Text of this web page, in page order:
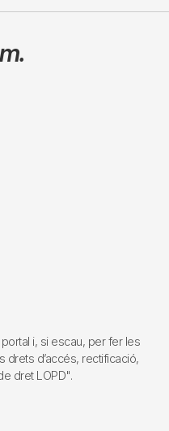
i, si escau, per fer les
d’accés, rectificació,
dret LOPD".